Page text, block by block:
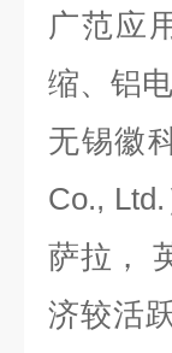
广范应
缩、铝
无锡徽
Co.,
萨拉，
济较活